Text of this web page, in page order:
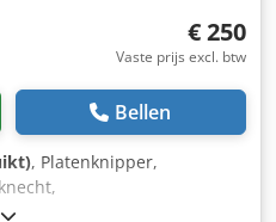
€ 250
Vaste prijs excl. btw
Bellen
, Platenknipper,
het moeiteloos afkorten